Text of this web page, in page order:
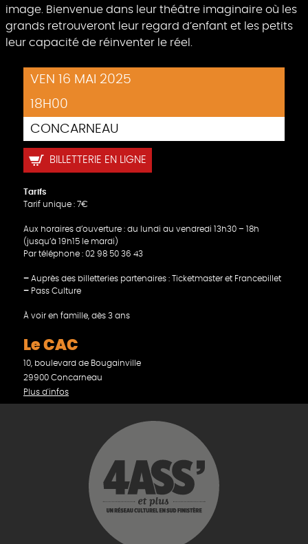
image. Bienvenue dans leur théâtre imaginaire où les
grands retrouveront leur regard d’enfant et les petits
leur capacité de réinventer le réel.
VEN 16 MAI 2025
18H00
CONCARNEAU
BILLETTERIE EN LIGNE
Tarifs
Tarif unique : 7€
Aux horaires d’ouverture : du lundi au vendredi 13h30 – 18h
(jusqu’à 19h15 le mardi)
Par téléphone : 02 98 50 36 43
– Auprès des billetteries partenaires : Ticketmaster et Francebillet
– Pass Culture
À voir en famille, dès 3 ans
Le CAC
10, boulevard de Bougainville
29900 Concarneau
Plus d'infos